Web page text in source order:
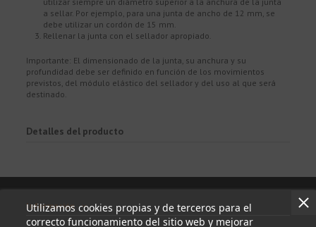
a sellar. Por ejemplo, para una junta de ancho de 12 mm, se
debe utilizar un cordón de 15 mm.
Rellenar la junta con el sellador apropiado.
Importante: El dimensionado de la junta, su anchura y su
profundidad debe ser definido en función de los movimientos
previstos, del módulo elástico del sellador y del uso al que será
destinado.
Detalles del producto
Utilizamos cookies propias y de terceros para el
correcto funcionamiento del sitio web y mejorar
Información